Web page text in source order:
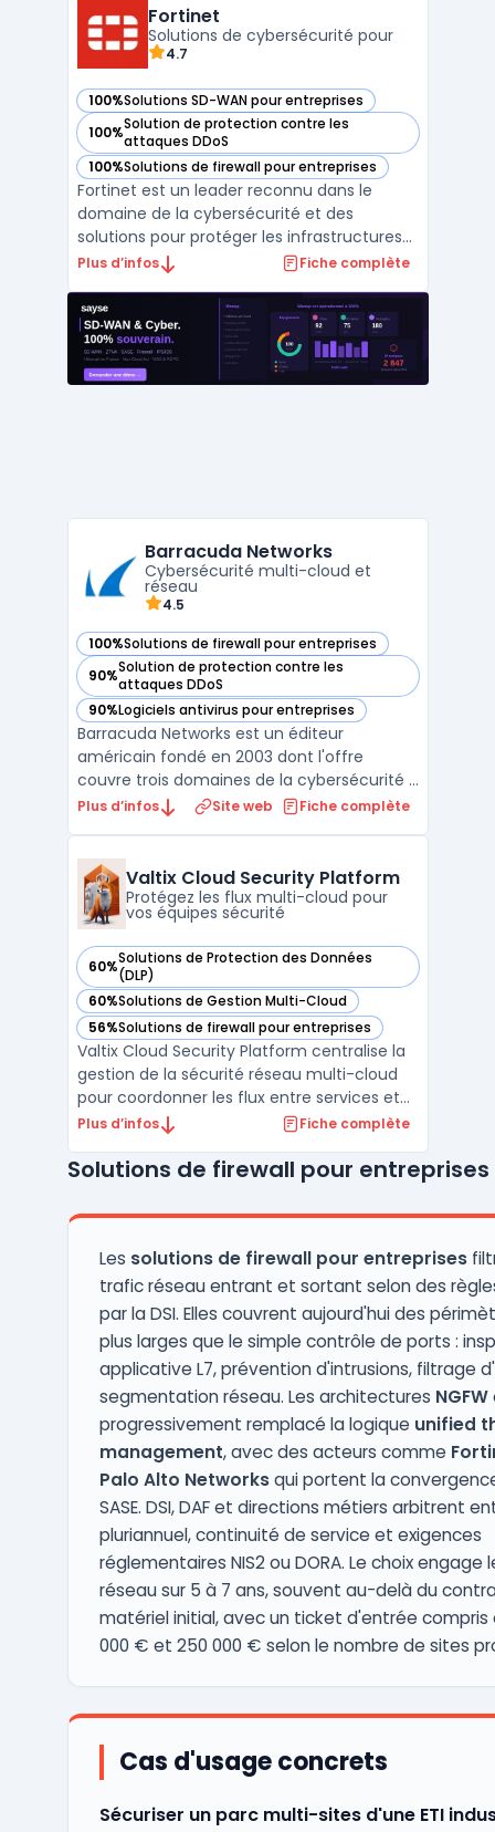
protection complète pour les réseaux, le
cloud, et les appa ...
Fortinet
Solutions de cybersécurité pour
4.7
100%Solutions SD-WAN pour entreprises
— voir Fortinet dans cette catégorie
100%Solution de protection contre les
attaques DDoS
— voir Fortinet dans cette catégorie
100%Solutions de firewall pour entreprises
— voir Fortinet dans cette catégorie
Fortinet est un leader reconnu dans le
domaine de la cybersécurité et des
solutions pour protéger les infrastructures
numériques des entreprises. Avec son
répond aux besoins en sécurité réseau,
cloud, et des terminaux, tout en assurant la
conformité et la perfo ...
Plus d’infos Fiche complète
Barracuda Networks
Cybersécurité multi-cloud et
réseau
4.5
100%Solutions de firewall pour entreprises
— voir Barracuda Networks dans cette catégorie
90%Solution de protection contre les
attaques DDoS
— voir Barracuda Networks dans cette catégorie
90%Logiciels antivirus pour entreprises
— voir Barracuda Networks dans cette catégorie
Barracuda Networks est un éditeur
américain fondé en 2003 dont l'offre
couvre trois domaines de la cybersécurité :
email security, protection des applications
regroupe l'ensemble des produits sous une
console d'administration unif ...
Plus d’infos Site web Fiche complète
Valtix Cloud Security Platform
Protégez les flux multi-cloud pour
vos équipes sécurité
60%Solutions de Protection des Données
(DLP)
— voir Valtix Cloud Security Platform dans cette catégorie
60%Solutions de Gestion Multi-Cloud
— voir Valtix Cloud Security Platform dans cette catégorie
56%Solutions de firewall pour entreprises
— voir Valtix Cloud Security Platform dans cette catégorie
Valtix Cloud Security Platform centralise la
gestion de la sécurité réseau multi-cloud
pour coordonner les flux entre services et
applications hébergés dans le cloud. Ce
sécurité dans des environnements multi-
l’expansion ...
Plus d’infos Fiche complète
Solutions de firewall pour entreprises
Les solutions de firewall pour entreprises
trafic réseau entrant et sortant selon des
par la DSI. Elles couvrent aujourd'hui des
plus larges que le simple contrôle de ports :
applicative L7, prévention d'intrusions, filtrage
segmentation réseau. Les architectures NGFW
progressivement remplacé la logique unified
management, avec des acteurs comme
Palo Alto Networksqui portent la
SASE. DSI, DAF et directions métiers arbitrent
pluriannuel, continuité de service et exigences
réglementaires NIS2 ou DORA. Le choix engage
réseau sur 5 à 7 ans, souvent au-delà du
matériel initial, avec un ticket d'entrée compris
000 € et 250 000 € selon le nombre de sites
Cas d'usage concrets
Sécuriser un parc multi-sites d'une ETI